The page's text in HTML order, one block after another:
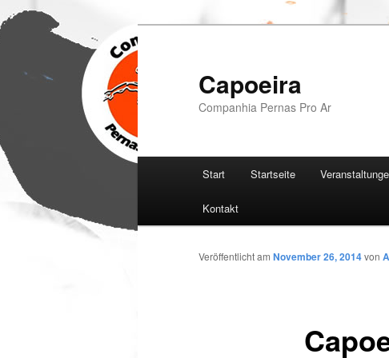
Zum
wechseln
Capoeira
Companhia Pernas Pro Ar
Start Startseite
Kontakt
Veröffentlicht am November 26, 2014von